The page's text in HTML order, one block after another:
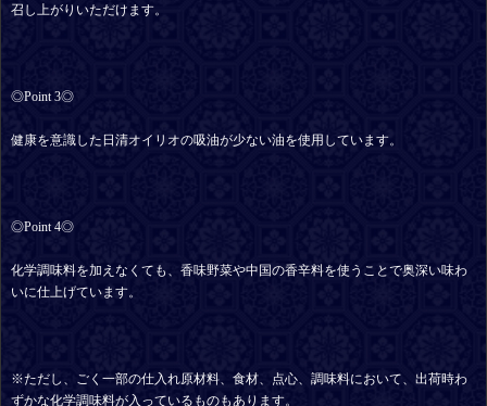
召し上がりいただけます。
◎Point 3◎
健康を意識した日清オイリオの吸油が少ない油を使用しています。
◎Point 4◎
化学調味料を加えなくても、香味野菜や中国の香辛料を使うことで奥深い味わ
いに仕上げています。
※ただし、ごく一部の仕入れ原材料、食材、点心、調味料において、出荷時わ
ずかな化学調味料が入っているものもあります。